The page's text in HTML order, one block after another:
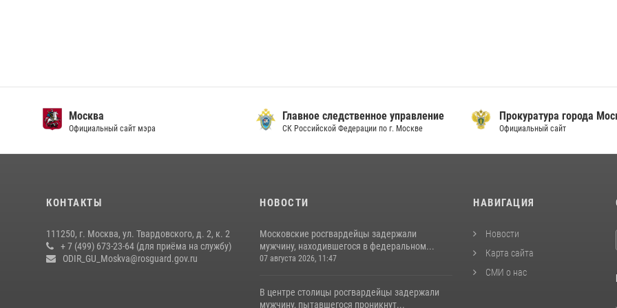
Москва
Официальный сайт мэра
Главное следственное управление
СК Российской Федерации по г. Москве
Прокуратура города
Официальный сайт
КОНТАКТЫ
111250, г. Москва, ул. Твардовского, д. 2, к. 2
+ 7 (499) 673-23-64 (для приёма на службу)
ODIR_GU_Moskva@rosguard.gov.ru
НОВОСТИ
Московские росгвардейцы задержали
мужчину, находившегося в федеральном...
07 августа 2026, 11:47
В центре столицы росгвардейцы задержали
мужчину, пытавшегося проникнут...
НАВИГАЦИЯ
Новости
Карта сайта
СМИ о нас